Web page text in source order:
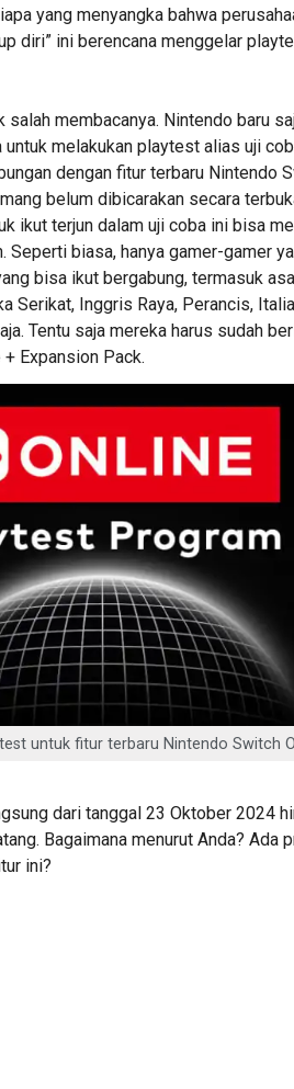
yang menyangka bahwa
diri” ini berencana menggelar
salah membacanya. Nintendo baru
untuk melakukan playtest alias uji
dengan fitur terbaru Nintendo
belum dibicarakan secara
ikut terjun dalam uji coba ini bisa
biasa, hanya gamer-gamer
bisa ikut bergabung, termasuk
Serikat, Inggris Raya, Perancis,
Tentu saja mereka harus sudah
Expansion Pack.
untuk fitur terbaru Nintendo Switch
dari tanggal 23 Oktober 2024
Bagaimana menurut Anda? Ada
ini?